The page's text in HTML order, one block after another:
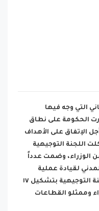
التي وجه فيها
الحكومة على نطاق
الإتفاق على الأهداف
عام ٢٠٢٥. وقد شكلت اللجنة التوجيهية
الوزراء، وضمت عدداً
لقيادة عملية
تطوير "رؤية الأردن ٢٠٢٥". وقامت اللجنة التوجيهية بتشكيل ١٧
وممثلو القطاعات